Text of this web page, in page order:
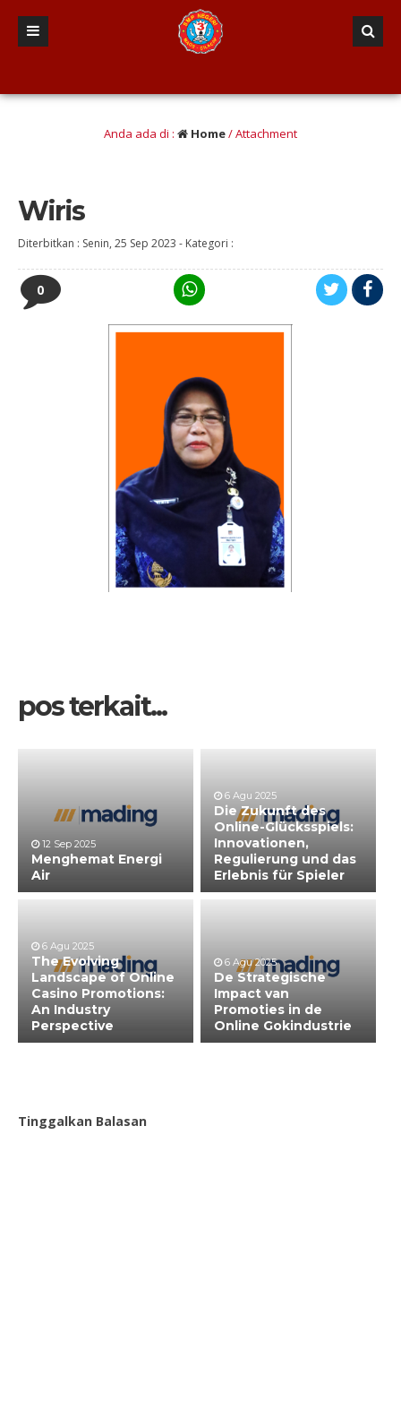
Anda ada di : Home/ Attachment
Wiris
Diterbitkan : Senin, 25 Sep 2023 - Kategori :
0
pos terkait...
12 Sep 2025
Menghemat Energi
Air
6 Agu 2025
Die Zukunft des
Online-Glücksspiels:
Innovationen,
Regulierung und das
Erlebnis für Spieler
6 Agu 2025
The Evolving
Landscape of Online
Casino Promotions:
An Industry
Perspective
6 Agu 2025
De Strategische
Impact van
Promoties in de
Online Gokindustrie
Tinggalkan Balasan